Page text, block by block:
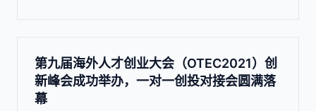
第九届海外人才创业大会（OTEC2021）创
新峰会成功举办，一对一创投对接会圆满落
幕